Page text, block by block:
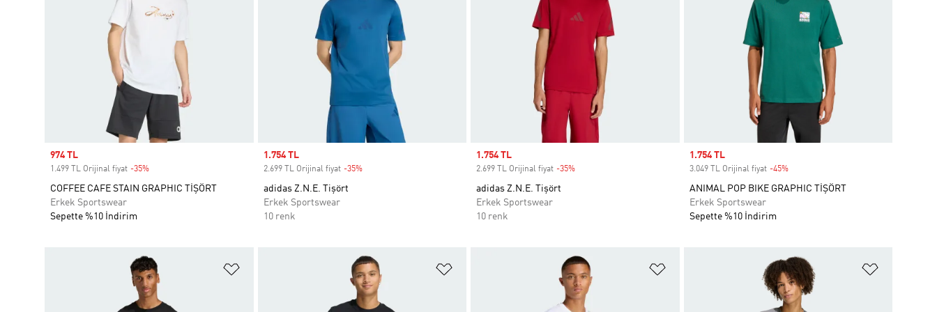
Sale price
974 TL
1.499 TL Orijinal fiyat -35%
COFFEE CAFE STAIN GRAPHIC TİŞÖRT
Erkek Sportswear
Sepette %10 İndirim
Sale price
1.754 TL
2.699 TL Orijinal fiyat -35%Discount
adidas Z.N.E. Tişört
Erkek Sportswear
10 renk
Sale price
1.754 TL
2.699 TL Orijinal fiyat -35%
adidas Z.N.E. Tişört
Erkek Sportswear
10 renk
Sale price
1.754 TL
3.049 TL Orijinal fiyat -45%Discount
ANIMAL POP BIKE GRAPHIC TİŞÖRT
Erkek Sportswear
Sepette %10 İndirim
Favori Listesine Ekle